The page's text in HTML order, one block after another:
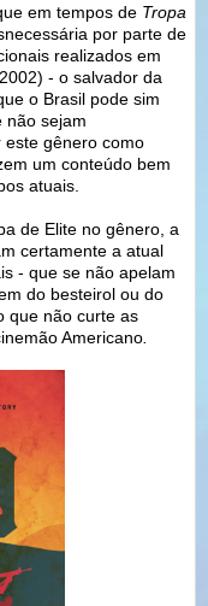
em tempos de Tropa
por parte de
realizados em
- o salvador da
o Brasil pode sim
não sejam
este gênero como
um conteúdo bem
atuais.
de Elite no gênero, a
certamente a atual
- que se não apelam
do besteirol ou do
que não curte as
Americano